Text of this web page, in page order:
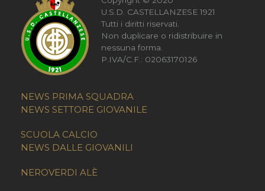
U.S.D. CASTELLANZESE 1921
Tutti i diritti riservati.
Non duplicare o ridistribuire in
nessuna forma.
P.IVA/C.F.: 02063170126
NEWS PRIMA SQUADRA
NEWS SETTORE GIOVANILE
SCUOLA CALCIO
NEWS DALLE GIOVANILI
NEROVERDI ALÈ